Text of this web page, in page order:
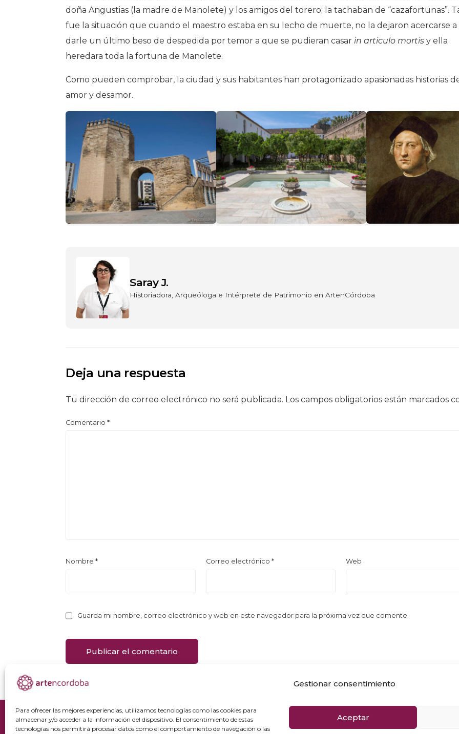
Gestionar consentimiento
Para ofrecer las mejores experiencias, utilizamos tecnologías como las cookies para
almacenar y/o acceder a la información del dispositivo. El consentimiento de estas
tecnologías nos permitirá procesar datos como el comportamiento de navegación o las
Aceptar
doña Angustias (la madre de Manolete) y los amigos del torero; la tachaban de “cazafortunas”.
fue la situación que cuando el maestro estaba en su lecho de muerte, no la dejaron acercarse a
darle un último beso de despedida por temor a que se pudieran casar in articulo mortis y ella
heredara toda la fortuna de Manolete.
Como pueden comprobar, la ciudad y sus habitantes han protagonizado apasionadas historias
amor y desamor.
Saray J.
Historiadora, Arqueóloga e Intérprete de Patrimonio en ArtenCórdoba
Deja una respuesta
Tu dirección de correo electrónico no será publicada. Los campos obligatorios están marcados
Comentario*
Nombre* Correo electrónico * Web
Guarda mi nombre, correo electrónico y web en este navegador para la próxima vez que comente.
Agenda cultural